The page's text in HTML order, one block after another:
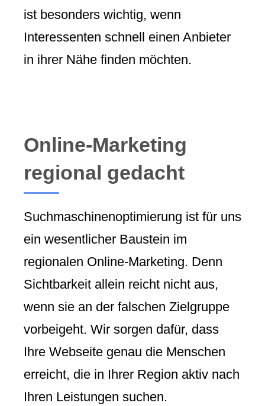
ist besonders wichtig, wenn
Interessenten schnell einen Anbieter
in ihrer Nähe finden möchten.
Online-Marketing
regional gedacht
Suchmaschinenoptimierung ist für uns
ein wesentlicher Baustein im
regionalen Online-Marketing. Denn
Sichtbarkeit allein reicht nicht aus,
wenn sie an der falschen Zielgruppe
vorbeigeht. Wir sorgen dafür, dass
Ihre Webseite genau die Menschen
erreicht, die in Ihrer Region aktiv nach
Ihren Leistungen suchen.